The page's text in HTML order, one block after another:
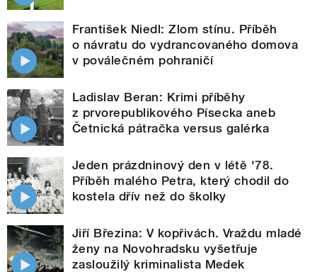
František Niedl: Zlom stínu. Příběh
o návratu do vydrancovaného domova
v poválečném pohraničí
Ladislav Beran: Krimi příběhy
z prvorepublikového Písecka aneb
Četnická pátračka versus galérka
Jeden prázdninový den v létě '78.
Příběh malého Petra, který chodil do
kostela dřív než do školky
Jiří Březina: V kopřivách. Vraždu mladé
ženy na Novohradsku vyšetřuje
zasloužilý kriminalista Medek